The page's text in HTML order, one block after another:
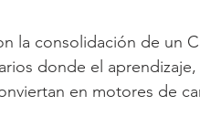
la consolidación de un
donde el aprendizaje,
en motores de